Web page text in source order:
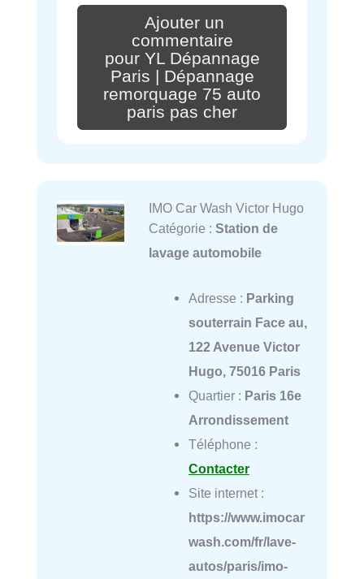
Ajouter un
commentaire
pour YL Dépannage
Paris | Dépannage
remorquage 75 auto
paris pas cher
IMO Car Wash Victor Hugo
Catégorie : Station de
lavage automobile
Adresse : Parking
souterrain Face au,
122 Avenue Victor
Hugo, 75016 Paris
Quartier : Paris 16e
Arrondissement
Téléphone :
Contacter
Site internet :
https://www.imocar
wash.com/fr/lave-
autos/paris/imo-